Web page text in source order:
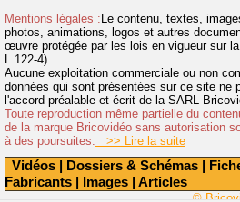
Vidéos | Dossiers & Schémas |
Fabricants | Images | Articles
Mentions légales : Le contenu, textes,
photos, animations, logos et autres
œuvre protégée par les lois en vigueur sur
L.122-4).
Aucune exploitation commerciale ou non
données qui sont présentées sur ce site ne
l'accord préalable et écrit de la SARL
Toute reproduction même partielle du
de la marque Bricovidéo sans autorisation
à des poursuites.
>> Lire la suite
©